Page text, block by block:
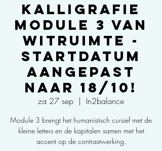
Kalligrafie
Module 3 van
Witruimte -
Startdatum
aangepast
naar 18/10!
za 27 sep
  |
In2balance
Module 3 brengt het humanistisch cursief met de
kleine letters en de kapitalen samen met het
accent op de contrastwerking.